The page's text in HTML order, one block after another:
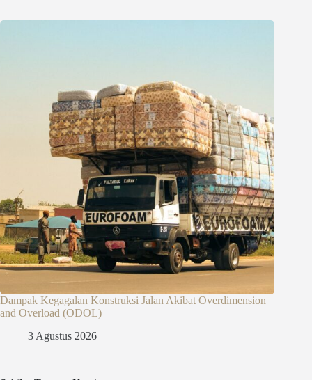
Dampak Kegagalan Konstruksi Jalan Akibat Overdimension
and Overload (ODOL)
3 Agustus 2026